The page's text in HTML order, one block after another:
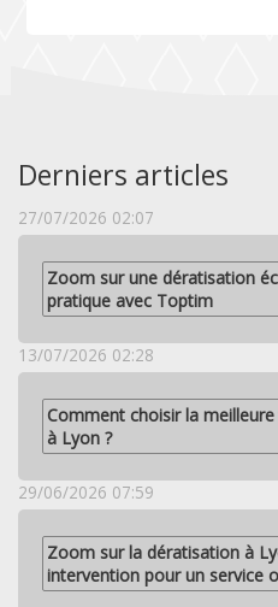
Derniers articles
27/07/2026 02:07
Zoom sur une dératisation
pratique avec Toptim
13/07/2026 02:28
Comment choisir la
à Lyon ?
29/06/2026 07:59
Zoom sur la dératisation à
intervention pour un service